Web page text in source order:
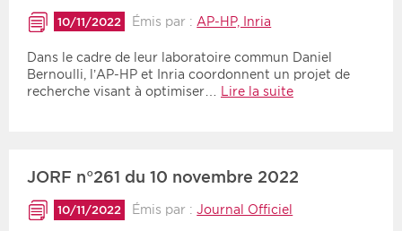
10/11/2022 Émis par : AP-HP, Inria
Dans le cadre de leur laboratoire commun Daniel
Bernoulli, l’AP-HP et Inria coordonnent un projet de
recherche visant à optimiser… Lire la suite
JORF n°261 du 10 novembre 2022
10/11/2022 Émis par :Journal Officiel